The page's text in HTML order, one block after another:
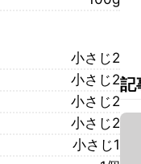
小さじ2
小さじ2
小さじ2
小さじ2
小さじ1
記